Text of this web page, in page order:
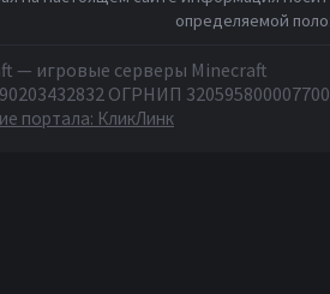
определяемой
— игровые серверы Minecraft
ОГРНИП 320595800007700
портала: КликЛинк